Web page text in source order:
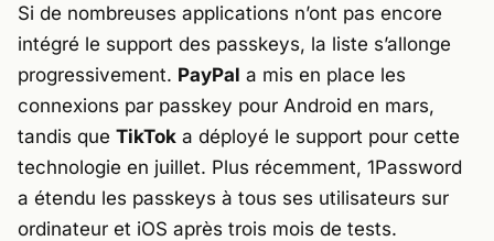
Si de nombreuses applications n’ont pas encore
intégré le support des passkeys, la liste s’allonge
progressivement. PayPal a mis en place les
connexions par passkey pour Android en mars,
tandis que TikTok a déployé le support pour cette
technologie en juillet. Plus récemment, 1Password
a étendu les passkeys à tous ses utilisateurs sur
ordinateur et iOS après trois mois de tests.